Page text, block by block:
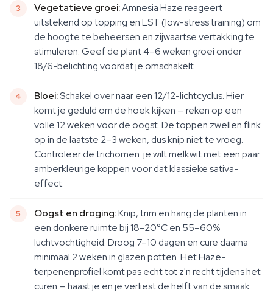
Vegetatieve groei:Amnesia Haze reageert
uitstekend op topping en LST (low-stress training) om
de hoogte te beheersen en zijwaartse vertakking te
stimuleren. Geef de plant 4–6 weken groei onder
18/6-belichting voordat je omschakelt.
Bloei:Schakel over naar een 12/12-lichtcyclus. Hier
komt je geduld om de hoek kijken — reken op een
volle 12 weken voor de oogst. De toppen zwellen flink
op in de laatste 2–3 weken, dus knip niet te vroeg.
Controleer de trichomen: je wilt melkwit met een paar
amberkleurige koppen voor dat klassieke sativa-
effect.
Oogst en droging:Knip, trim en hang de planten in
een donkere ruimte bij 18–20°C en 55–60%
luchtvochtigheid. Droog 7–10 dagen en cure daarna
minimaal 2 weken in glazen potten. Het Haze-
terpenenprofiel komt pas echt tot z'n recht tijdens het
curen — haast je en je verliest de helft van de smaak.